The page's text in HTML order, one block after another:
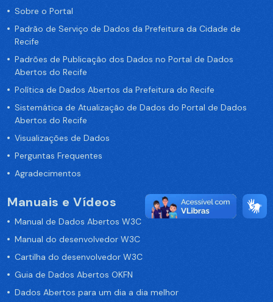
Sobre o Portal
Padrão de Serviço de Dados da Prefeitura da Cidade de
Recife
Padrões de Publicação dos Dados no Portal de Dados
Abertos do Recife
Política de Dados Abertos da Prefeitura do Recife
Sistemática de Atualização de Dados do Portal de Dados
Abertos do Recife
Visualizações de Dados
Perguntas Frequentes
Agradecimentos
Manuais e Vídeos
Manual de Dados Abertos W3C
Manual do desenvolvedor W3C
Cartilha do desenvolvedor W3C
Guia de Dados Abertos OKFN
Dados Abertos para um dia a dia melhor